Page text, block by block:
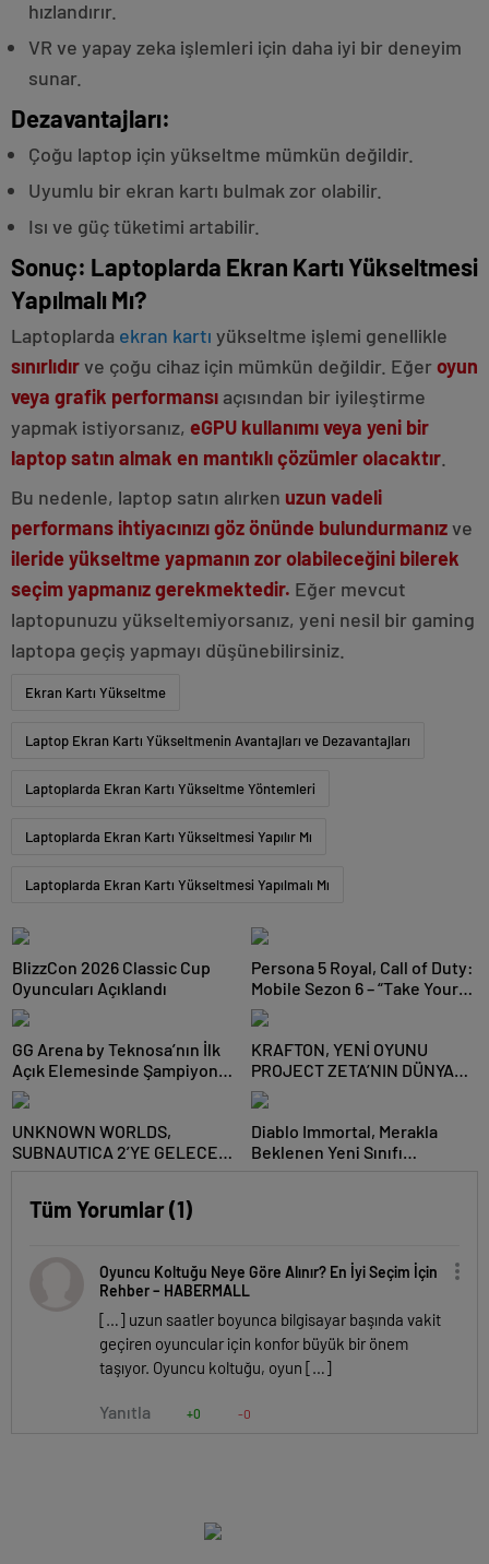
hızlandırır.
VR ve yapay zeka işlemleri için daha iyi bir deneyim
sunar.
Dezavantajları:
Çoğu laptop için yükseltme mümkün değildir.
Uyumlu bir ekran kartı bulmak zor olabilir.
Isı ve güç tüketimi artabilir.
Sonuç: Laptoplarda Ekran Kartı Yükseltmesi
Yapılmalı Mı?
Laptoplarda ekran kartı yükseltme işlemi genellikle
sınırlıdırve çoğu cihaz için mümkün değildir. Eğeroyun
veya grafik performansı açısından bir iyileştirme
yapmak istiyorsanız, eGPU kullanımı veya yeni bir
laptop satın almak en mantıklı çözümler olacaktır
Bu nedenle, laptop satın alırken uzun vadeli
performans ihtiyacınızı göz önünde bulundurmanızve
ileride yükseltme yapmanın zor olabileceğini bilerek
seçim yapmanız gerekmektedir. Eğer mevcut
laptopunuzu yükseltemiyorsanız, yeni nesil bir gaming
laptopa geçiş yapmayı düşünebilirsiniz.
Ekran Kartı Yükseltme
Laptop Ekran Kartı Yükseltmenin Avantajları ve Dezavantajları
Laptoplarda Ekran Kartı Yükseltme Yöntemleri
Laptoplarda Ekran Kartı Yükseltmesi Yapılır Mı
Laptoplarda Ekran Kartı Yükseltmesi Yapılmalı Mı
BlizzCon 2026 Classic Cup
Oyuncuları Açıklandı
Persona 5 Royal, Call of Duty:
Mobile Sezon 6 – “Take Your
Heart” ile Savaş Alanına
Sızıyor
GG Arena by Teknosa’nın İlk
Açık Elemesinde Şampiyon
Team Revival Oldu
KRAFTON, YENİ OYUNU
PROJECT ZETA’NIN DÜNYA
ÇAPINDAKİ İLK TOPLULUK
TESTİNİ DUYURDU
UNKNOWN WORLDS,
SUBNAUTICA 2’YE GELECEK
Diablo Immortal, Merakla
Beklenen Yeni Sınıfı
Tüm Yorumlar (1)
Oyuncu Koltuğu Neye Göre Alınır? En İyi Seçim İçin
Rehber – HABERMALL
[…] uzun saatler boyunca bilgisayar başında vakit
geçiren oyuncular için konfor büyük bir önem
taşıyor. Oyuncu koltuğu, oyun […]
Yanıtla +0 -0